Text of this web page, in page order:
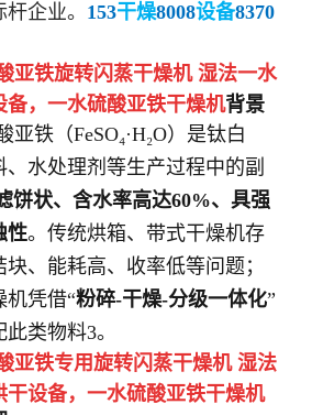
企业。 153干燥8008设备8370
亚铁旋转闪蒸干燥机 湿法一水
备， 一水硫酸亚铁干燥机背景
亚铁（FeSO₄·H₂O）是钛白
水处理剂等生产过程中的副
饼状、含水率高达60%、具强
性。传统烘箱、带式干燥机存
、能耗高、收率低等问题；
机凭借“粉碎-干燥-分级一体化”
类物料3。
亚铁专用旋转闪蒸干燥机 湿法
干设备， 一水硫酸亚铁干燥机